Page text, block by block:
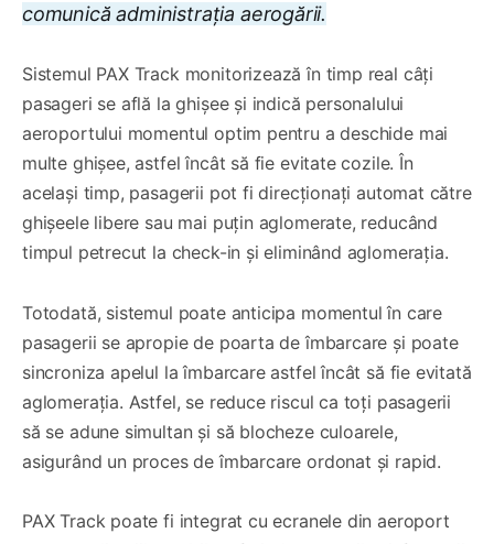
comunică administrația aerogării.
Sistemul PAX Track monitorizează în timp real câți
pasageri se află la ghișee și indică personalului
aeroportului momentul optim pentru a deschide mai
multe ghișee, astfel încât să fie evitate cozile. În
același timp, pasagerii pot fi direcționați automat către
ghișeele libere sau mai puțin aglomerate, reducând
timpul petrecut la check-in și eliminând aglomerația.
Totodată, sistemul poate anticipa momentul în care
pasagerii se apropie de poarta de îmbarcare și poate
sincroniza apelul la îmbarcare astfel încât să fie evitată
aglomerația. Astfel, se reduce riscul ca toți pasagerii
să se adune simultan și să blocheze culoarele,
asigurând un proces de îmbarcare ordonat și rapid.
PAX Track poate fi integrat cu ecranele din aeroport